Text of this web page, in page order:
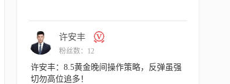
许安丰
粉丝数：12
许安丰：8.5黄金晚间操作策略，反弹虽强
切勿高位追多！